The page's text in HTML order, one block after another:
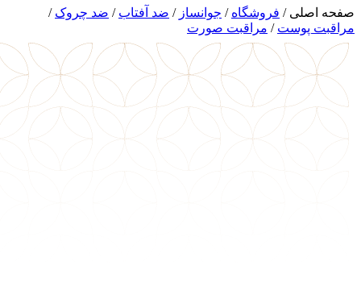
صفحه اصلی / فروشگاه / جوانساز / ضد آفتاب / ضد چروک /
مراقبت پوست / مراقبت صورت